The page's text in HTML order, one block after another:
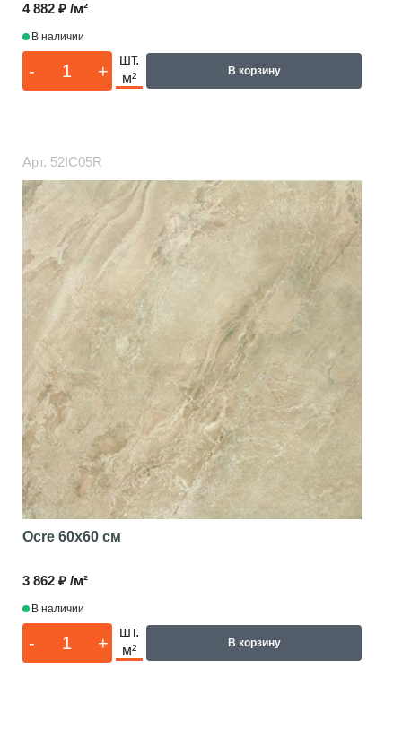
4 882 ₽ /м²
В наличии
- +
шт.
м²
В корзину
Арт. 52IC05R
Ocre 60x60 см
3 862 ₽ /м²
В наличии
- +
шт.
м²
В корзину